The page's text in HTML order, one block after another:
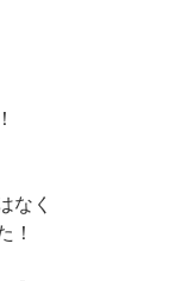
なく
！